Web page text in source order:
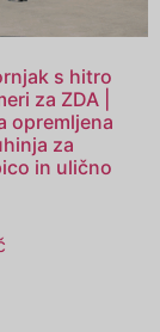
s hitro
za ZDA |
opremljena
za
in ulično